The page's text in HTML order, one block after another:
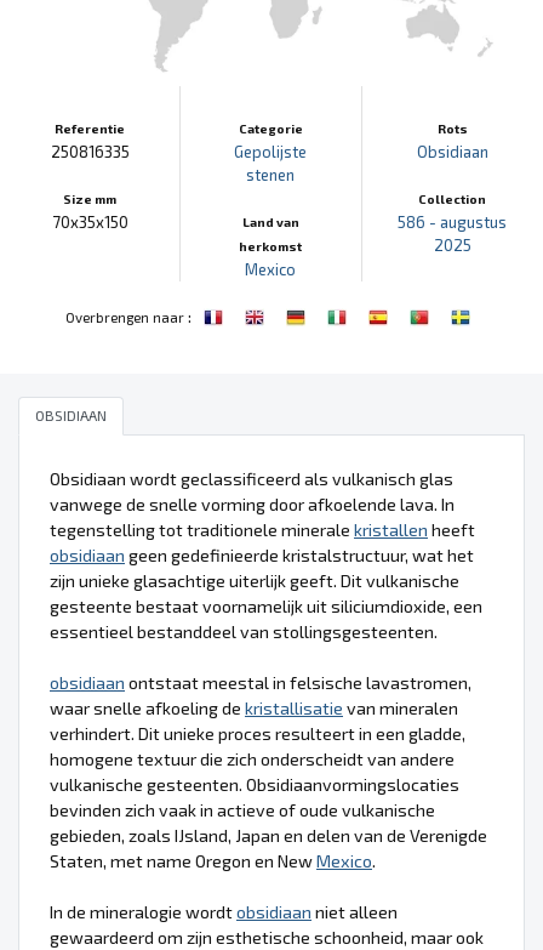
Referentie
250816335
Size mm
70x35x150
Categorie
Gepolijste
stenen
Land van
herkomst
Mexico
Rots
Obsidiaan
Collection
586 - augustus
2025
Overbrengen naar:
OBSIDIAAN
Obsidiaan wordt geclassificeerd als vulkanisch glas
vanwege de snelle vorming door afkoelende lava. In
tegenstelling tot traditionele minerale kristallen heeft
obsidiaan geen gedefinieerde kristalstructuur, wat het
zijn unieke glasachtige uiterlijk geeft. Dit vulkanische
gesteente bestaat voornamelijk uit siliciumdioxide, een
essentieel bestanddeel van stollingsgesteenten.
obsidiaan ontstaat meestal in felsische lavastromen,
waar snelle afkoeling de kristallisatie van mineralen
verhindert. Dit unieke proces resulteert in een gladde,
homogene textuur die zich onderscheidt van andere
vulkanische gesteenten. Obsidiaanvormingslocaties
bevinden zich vaak in actieve of oude vulkanische
gebieden, zoals IJsland, Japan en delen van de Verenigde
Staten, met name Oregon en NewMexico.
In de mineralogie wordtobsidiaan niet alleen
gewaardeerd om zijn esthetische schoonheid, maar ook